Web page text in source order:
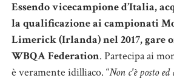
Essendo vicecampione d’Italia,
la qualificazione ai campionati
Limerick (Irlanda) nel 2017, gare
WBQA Federation. Partecipa ai
è veramente idilliaco. “Non c'è posto